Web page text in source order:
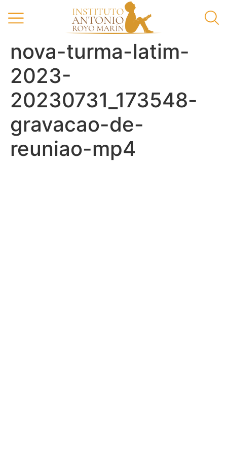
nova-turma-latim-
2023-
20230731_173548-
gravacao-de-
reuniao-mp4